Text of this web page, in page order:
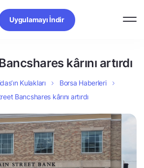
Uygulamayı İndir
kârını artırdı
Kulakları
Borsa Haberleri
Bancshares kârını artırdı